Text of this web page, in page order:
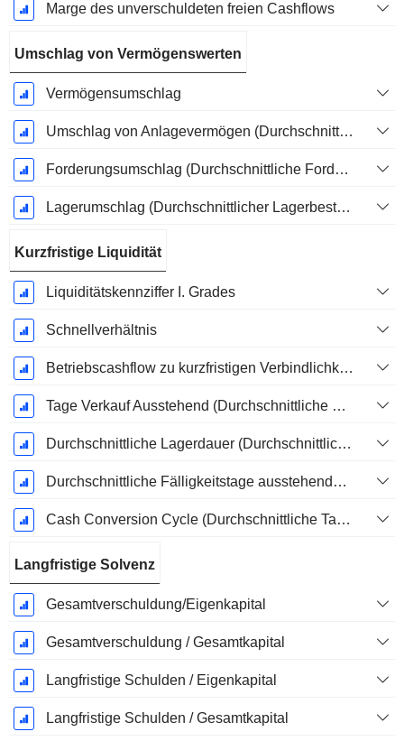
Marge des unverschuldeten freien Cashflows
Umschlag von Vermögenswerten
Vermögensumschlag
Umschlag von Anlagevermögen (Durchschnittliches Anlagevermögen)
Forderungsumschlag (Durchschnittliche Forderungen)
Lagerumschlag (Durchschnittlicher Lagerbestand)
Kurzfristige Liquidität
Liquiditätskennziffer I. Grades
Schnellverhältnis
Betriebscashflow zu kurzfristigen Verbindlichkeiten
Tage Verkauf Ausstehend (Durchschnittliche Forderungen)
Durchschnittliche Lagerdauer (Durchschnittlicher Lagerbestand)
Durchschnittliche Fälligkeitstage ausstehender Zahlungen
Cash Conversion Cycle (Durchschnittliche Tage)
Langfristige Solvenz
Gesamtverschuldung/Eigenkapital
Gesamtverschuldung / Gesamtkapital
Langfristige Schulden / Eigenkapital
Langfristige Schulden / Gesamtkapital